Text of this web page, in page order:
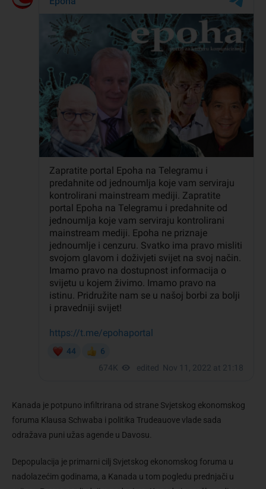
Kanada je potpuno infiltrirana od strane Svjetskog ekonomskog
foruma Klausa Schwaba i politika Trudeauove vlade sada
odražava puni užas agende u Davosu.
Depopulacija je primarni cilj Svjetskog ekonomskog foruma u
nadolazećim godinama, a Kanada u tom pogledu prednjači u